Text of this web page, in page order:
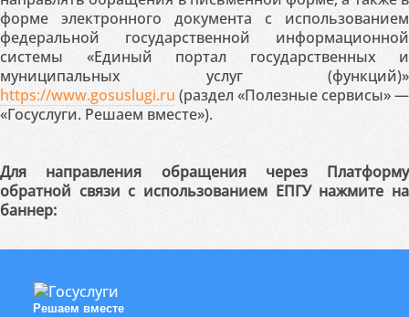
форме электронного документа с использованием
федеральной государственной информационной
системы «Единый портал государственных и
муниципальных услуг (функций)»
https://www.gosuslugi.ru (раздел «Полезные сервисы» —
«Госуслуги. Решаем вместе»).
Для направления обращения через Платформу
обратной связи с использованием ЕПГУ нажмите на
баннер:
Решаем вместе